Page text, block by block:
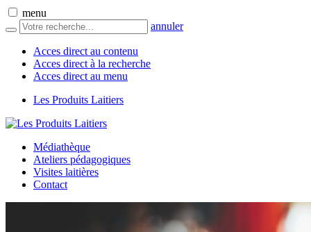
menu
annuler
Acces direct au contenu
Acces direct à la recherche
Acces direct au menu
Les Produits Laitiers
Médiathèque
Ateliers pédagogiques
Visites laitières
Contact